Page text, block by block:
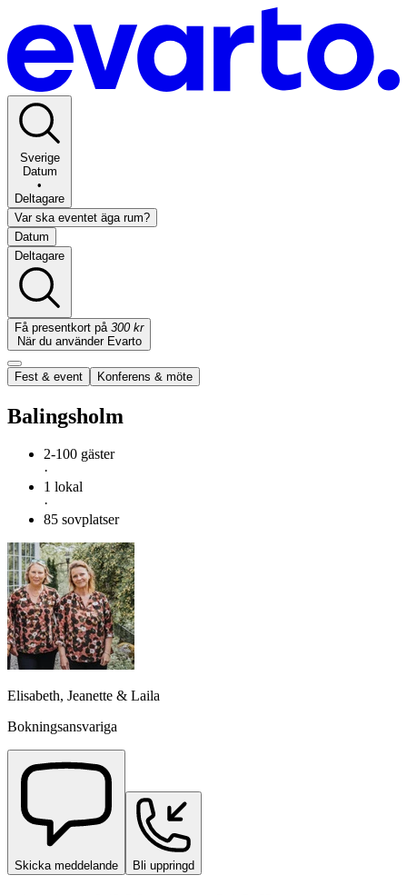
Sverige
Datum
•
Deltagare
Var ska eventet äga rum?
Datum
Deltagare
Få presentkort på 300 kr
När du använder Evarto
Fest & event Konferens & möte
Balingsholm
2-100 gäster
·
1 lokal
·
85 sovplatser
Elisabeth, Jeanette & Laila
Bokningsansvariga
Skicka meddelande Bli uppringd